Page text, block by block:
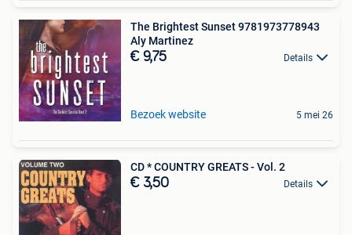
The Brightest Sunset 9781973778943
Aly Martinez
€ 9,75 Details
Bezoek website 5 mei 26
CD * COUNTRY GREATS - Vol. 2
€ 3,50 Details